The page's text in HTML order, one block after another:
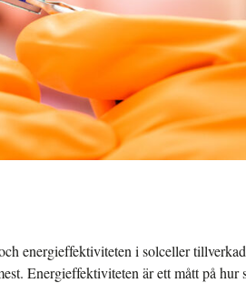
energieffektiviteten i solceller
Energieffektiviteten är ett mått på hur